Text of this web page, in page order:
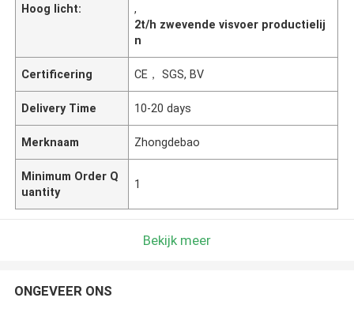
Hoog licht:
,
2t/h zwevende visvoer productielij
n
Certificering CE， SGS, BV
Delivery Time 10-20 days
Merknaam Zhongdebao
Minimum Order Q
uantity
1
Bekijk meer
ONGEVEER ONS